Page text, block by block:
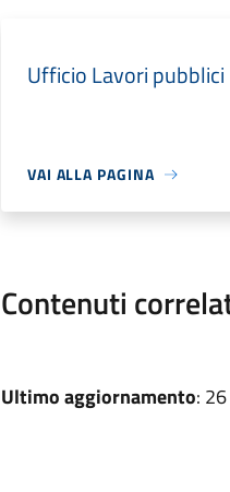
Ufficio Lavori pubblici
VAI ALLA PAGINA
Contenuti
Ultimo aggiornamento: